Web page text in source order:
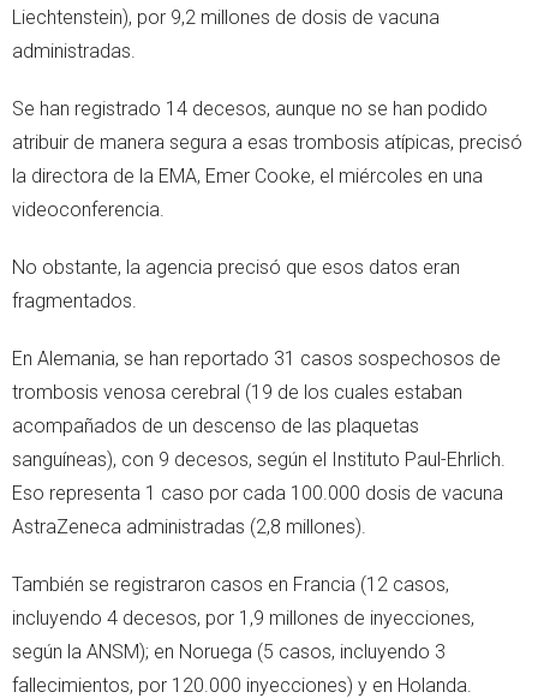
Liechtenstein), por 9,2 millones de dosis de vacuna
administradas.
Se han registrado 14 decesos, aunque no se han podido
atribuir de manera segura a esas trombosis atípicas, precisó
la directora de la EMA, Emer Cooke, el miércoles en una
videoconferencia.
No obstante, la agencia precisó que esos datos eran
fragmentados.
En Alemania, se han reportado 31 casos sospechosos de
trombosis venosa cerebral (19 de los cuales estaban
acompañados de un descenso de las plaquetas
sanguíneas), con 9 decesos, según el Instituto Paul-Ehrlich.
Eso representa 1 caso por cada 100.000 dosis de vacuna
AstraZeneca administradas (2,8 millones).
También se registraron casos en Francia (12 casos,
incluyendo 4 decesos, por 1,9 millones de inyecciones,
según la ANSM); en Noruega (5 casos, incluyendo 3
fallecimientos, por 120.000 inyecciones) y en Holanda.